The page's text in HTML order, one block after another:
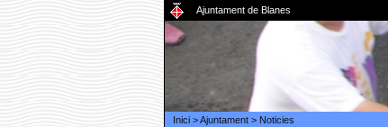
Ajuntament de Blanes
Inici>Ajuntament> Noticies